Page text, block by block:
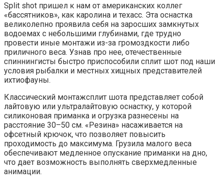
Split shot пришел к нам от американских коллег
«бассятников», как каролина и техасс. Эта оснастка
великолепно проявила себя на заросших замкнутых
водоемах с небольшими глубинами, где трудно
провести иные монтажи из-за громоздкости либо
приличного веса. Узнав про нее, отечественные
спиннингисты быстро приспособили сплит шот под наши
условия рыбалки и местных хищных представителей
ихтиофауны.
Классический монтажсплит шота представляет собой
лайтовую или ультралайтовую оснастку, у которой
силиконовая приманка и огрузка разнесены на
расстояние 30–50 см. «Резина» насаживается на
офсетный крючок, что позволяет повысить
проходимость до максимума. Грузила малого веса
обеспечивают медленное опускание приманки на дно,
что дает возможность выполнять сверхмедленные
анимации.